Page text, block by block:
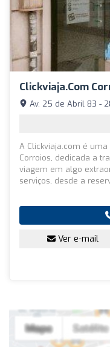
Clickviaja.com
Av. 25 de Abril 83 -
A Clickviaja.com é
Corroios, dedicada a
viagem em algo
serviços, desde a
Ver e-mail